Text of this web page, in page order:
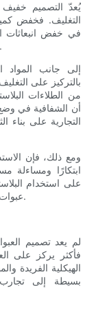
يُعدّ التصميم
التغليف. فخفض
في خفض انبعاثات
ابتكارات التصميم الهيكلي وتحسين استخدام المواد.
إلى جانب المواد
بالتركيز على
من الطلاءات
أن الشفافية في
التجارية على بناء
ومع ذلك، فإن
ابتكارًا ومساءلة
على استخدام
عبوات مستحضرات التجميل نحو حلول أكثر مراعاةً للبيئة.
لم يعد تصميم
فأكثر يركز على
الهيكلية الفريدة
بسيطة إلى تجارب